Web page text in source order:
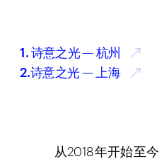
1. 诗意之光 — 杭州
2.诗意之光 — 上海
从2018年开始至